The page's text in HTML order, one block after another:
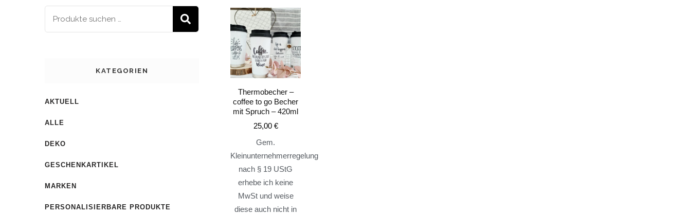
Thermobecher –
coffee to go Becher
mit Spruch – 420ml
25,00 €
Gem.
Kleinunternehmerregelung
nach § 19 UStG
erhebe ich keine
MwSt und weise
diese auch nicht in
SUCHEN
KATEGORIEN
AKTUELL
ALLE
DEKO
GESCHENKARTIKEL
MARKEN
PERSONALISIERBARE PRODUKTE